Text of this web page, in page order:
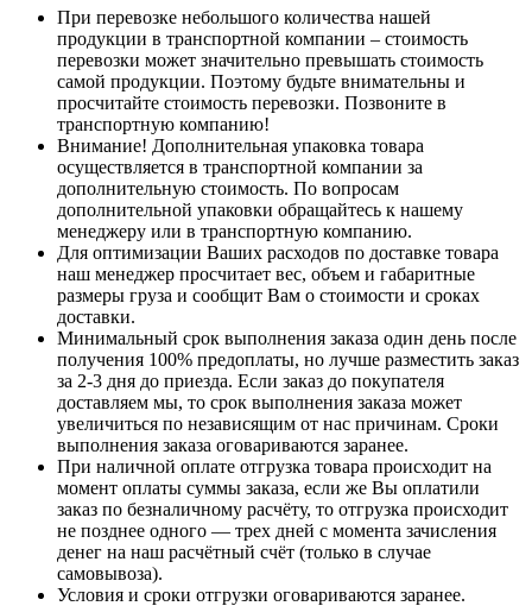
При перевозке небольшого количества нашей
продукции в транспортной компании – стоимость
перевозки может значительно превышать стоимость
самой продукции. Поэтому будьте внимательны и
просчитайте стоимость перевозки. Позвоните в
транспортную компанию!
Внимание! Дополнительная упаковка товара
осуществляется в транспортной компании за
дополнительную стоимость. По вопросам
дополнительной упаковки обращайтесь к нашему
менеджеру или в транспортную компанию.
Для оптимизации Ваших расходов по доставке товара
наш менеджер просчитает вес, объем и габаритные
размеры груза и сообщит Вам о стоимости и сроках
доставки.
Минимальный срок выполнения заказа один день после
получения 100% предоплаты, но лучше разместить заказ
за 2-3 дня до приезда. Если заказ до покупателя
доставляем мы, то срок выполнения заказа может
увеличиться по независящим от нас причинам. Сроки
выполнения заказа оговариваются заранее.
При наличной оплате отгрузка товара происходит на
момент оплаты суммы заказа, если же Вы оплатили
заказ по безналичному расчёту, то отгрузка происходит
не позднее одного — трех дней с момента зачисления
денег на наш расчётный счёт (только в случае
самовывоза).
Условия и сроки отгрузки оговариваются заранее.